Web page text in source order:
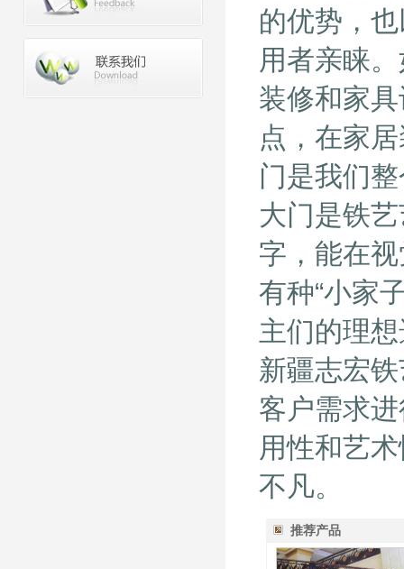
的优势，
用者亲睐
装修和家
点，在家
门是我们
大门是铁
字，能在
有种“小家
主们的理
新疆志宏
客户需求
用性和艺
不凡。
推荐产品